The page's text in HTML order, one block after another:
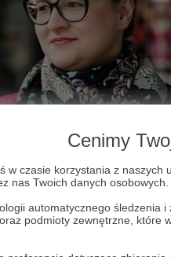
Cenimy
w czasie korzystania z
nas Twoich danych osobowych.
automatycznego
podmioty zewnętrzne, które